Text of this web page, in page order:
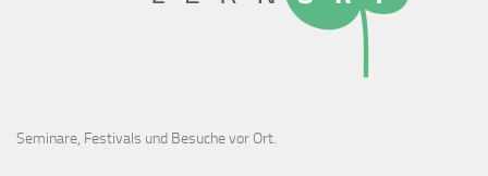
Seminare, Festivals und Besuche vor Ort.